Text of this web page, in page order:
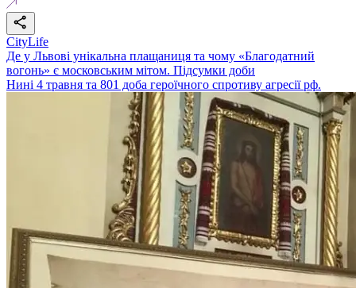
CityLife
Де у Львові унікальна плащаниця та чому «Благодатний
вогонь» є московським мітом. Підсумки доби
Нині 4 травня та 801 доба героїчного спротиву агресії рф.